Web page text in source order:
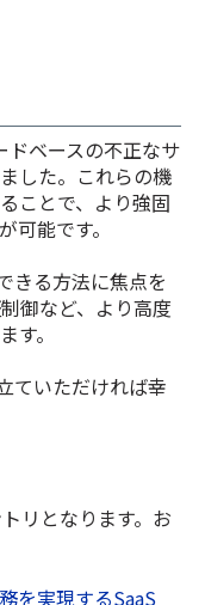
ベースの不正なサ
した。これらの機
ことで、より強固
可能です。
きる方法に焦点を
御など、より高度
す。
ていただければ幸
リとなります。お
を実現するSaaS